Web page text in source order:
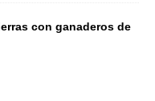
con ganaderos de